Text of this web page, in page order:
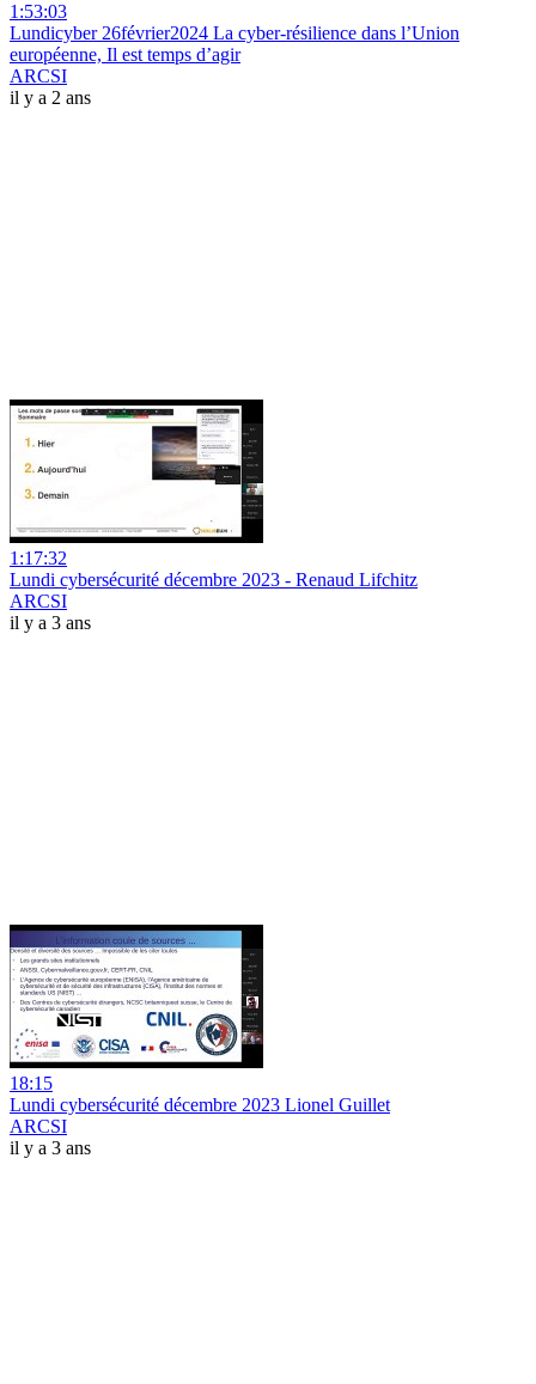
1:53:03
Lundicyber 26février2024 La cyber-résilience dans l’Union
européenne, Il est temps d’agir
ARCSI
il y a 2 ans
1:17:32
Lundi cybersécurité décembre 2023 - Renaud Lifchitz
ARCSI
il y a 3 ans
18:15
Lundi cybersécurité décembre 2023 Lionel Guillet
ARCSI
il y a 3 ans